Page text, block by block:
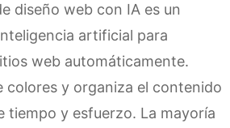
diseño web con IA es un
artificial para
web automáticamente.
colores y organiza el contenido
tiempo y esfuerzo. La mayoría